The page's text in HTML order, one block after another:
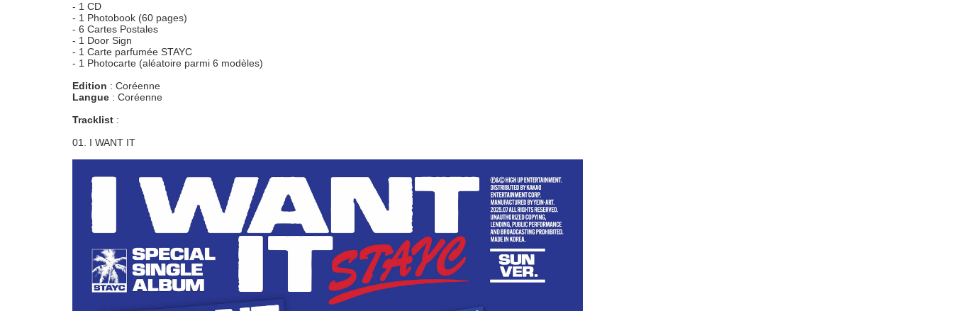
- 1 CD
- 1 Photobook (60 pages)
- 6 Cartes Postales
- 1 Door Sign
- 1 Carte parfumée STAYC
- 1 Photocarte (aléatoire parmi 6 modèles)
Edition : Coréenne
Langue : Coréenne
Tracklist :
01. I WANT IT